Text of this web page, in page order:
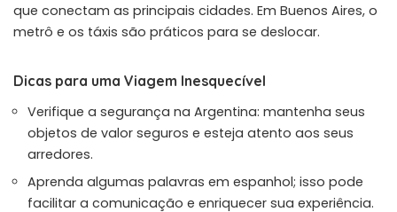
que conectam as principais cidades. Em Buenos Aires, o
metrô e os táxis são práticos para se deslocar.
Dicas para uma Viagem Inesquecível
Verifique a segurança na Argentina: mantenha seus
objetos de valor seguros e esteja atento aos seus
arredores.
Aprenda algumas palavras em espanhol; isso pode
facilitar a comunicação e enriquecer sua experiência.